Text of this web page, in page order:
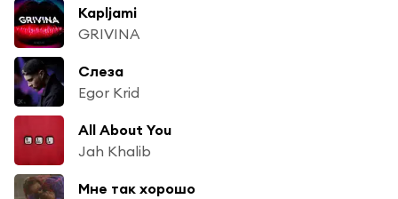
Kapljami
GRIVINA
Слеза
Egor Krid
All About You
Jah Khalib
Мне так хорошо